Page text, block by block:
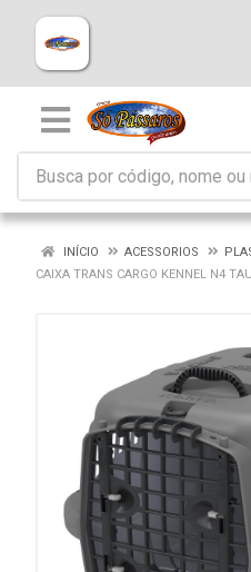
INÍCIO ACESSORIOS
CAIXA TRANS CARGO KENNEL N4